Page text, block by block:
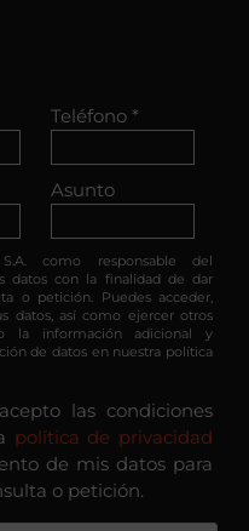
Teléfono *
Asunto
S.A. como responsable del
datos con la finalidad de dar
o petición. Puedes acceder,
datos, así como ejercer otros
la información adicional y
de datos en nuestra política
las condiciones
política de privacidad
de mis datos para
o petición.